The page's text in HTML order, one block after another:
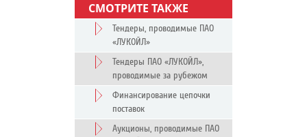
СМОТРИТЕ ТАКЖЕ
Тендеры, проводимые ПАО
«ЛУКОЙЛ»
Тендеры ПАО «ЛУКОЙЛ»,
проводимые за рубежом
Финансирование цепочки
поставок
Аукционы, проводимые ПАО